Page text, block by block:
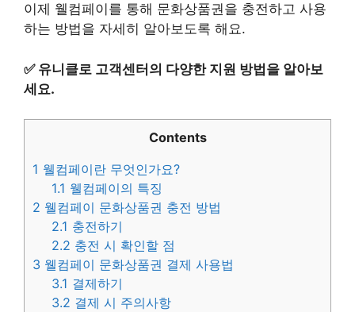
이제 웰컴페이를 통해 문화상품권을 충전하고 사용
하는 방법을 자세히 알아보도록 해요.
✅ 유니클로 고객센터의 다양한 지원 방법을 알아보
세요.
Contents
1 웰컴페이란 무엇인가요?
1.1 웰컴페이의 특징
2 웰컴페이 문화상품권 충전 방법
2.1 충전하기
2.2 충전 시 확인할 점
3 웰컴페이 문화상품권 결제 사용법
3.1 결제하기
3.2 결제 시 주의사항